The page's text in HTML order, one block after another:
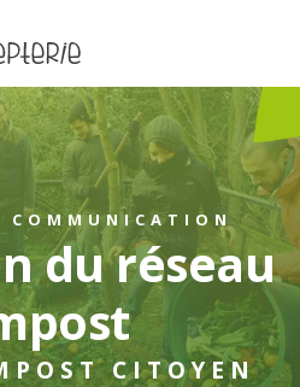
COMMUNICATION
du réseau
CITOYEN